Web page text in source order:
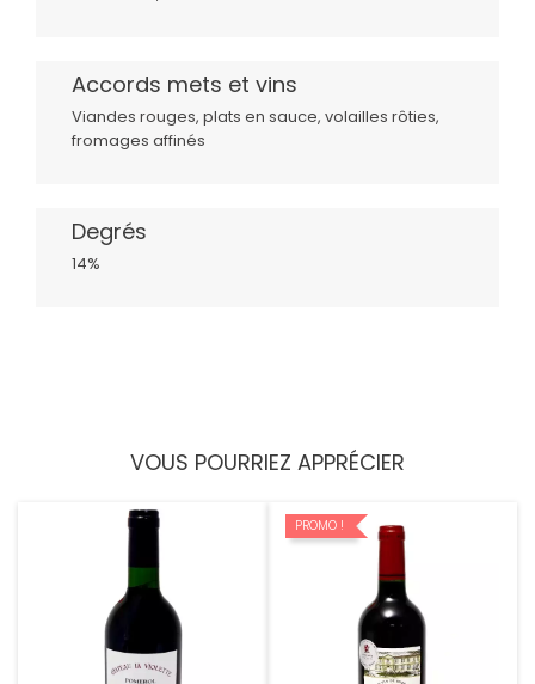
Accords mets et vins
Viandes rouges, plats en sauce, volailles rôties,
fromages affinés
Degrés
14%
VOUS POURRIEZ APPRÉCIER
PROMO !